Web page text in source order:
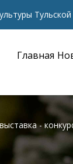
Главная
-